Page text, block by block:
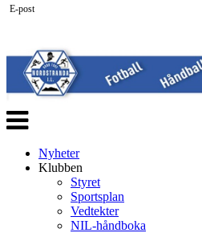
Veksle
navigasjon
Nyheter
Klubben
Styret
Sportsplan
Vedtekter
NIL-håndboka
E-post